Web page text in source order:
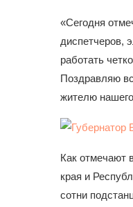
«Сегодня
диспетчеров,
работать
Поздравляю
жителю
Как отмечают
края и
сотни